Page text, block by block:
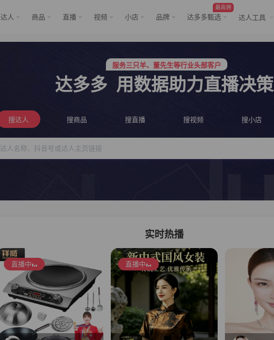
达人 商品 直播 视频 小店 品牌
最高佣
达多多甄选 达人工具
服务三只羊、董先生等行业头部客户
行业价格屠夫，年卡会员低至798/年
服务三只羊、董先生等行业头部客户
达多多 用数据助力直播决策
搜达人 搜商品 搜直播 搜视频 搜小店
实时热播
直播中 直播中